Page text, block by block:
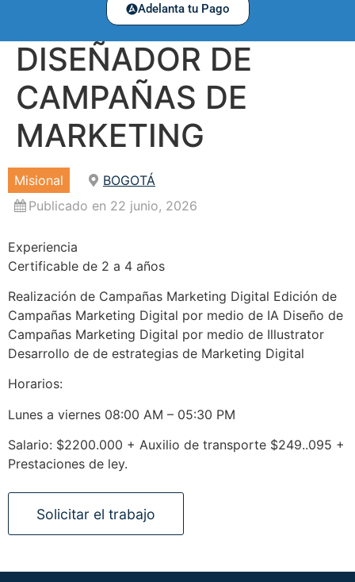
Adelanta tu Pago
DISEÑADOR DE
CAMPAÑAS DE
MARKETING
Misional
BOGOTÁ
Publicado en 22 junio, 2026
Experiencia
Certificable de 2 a 4 años
Realización de Campañas Marketing Digital Edición de
Campañas Marketing Digital por medio de IA Diseño de
Campañas Marketing Digital por medio de Illustrator
Desarrollo de de estrategias de Marketing Digital
Horarios:
Lunes a viernes 08:00 AM – 05:30 PM
Salario: $2200.000 + Auxilio de transporte $249..095 +
Prestaciones de ley.